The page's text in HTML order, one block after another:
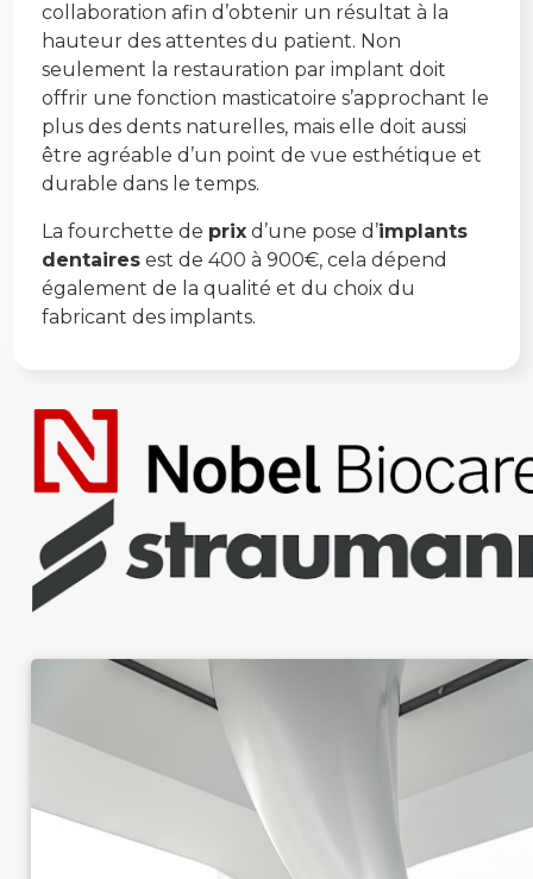
collaboration afin d’obtenir un résultat à la
hauteur des attentes du patient. Non
seulement la restauration par implant doit
offrir une fonction masticatoire s’approchant le
plus des dents naturelles, mais elle doit aussi
être agréable d’un point de vue esthétique et
durable dans le temps.
La fourchette de prix d’une pose d’implants
dentaires est de 400 à 900€, cela dépend
également de la qualité et du choix du
fabricant des implants.